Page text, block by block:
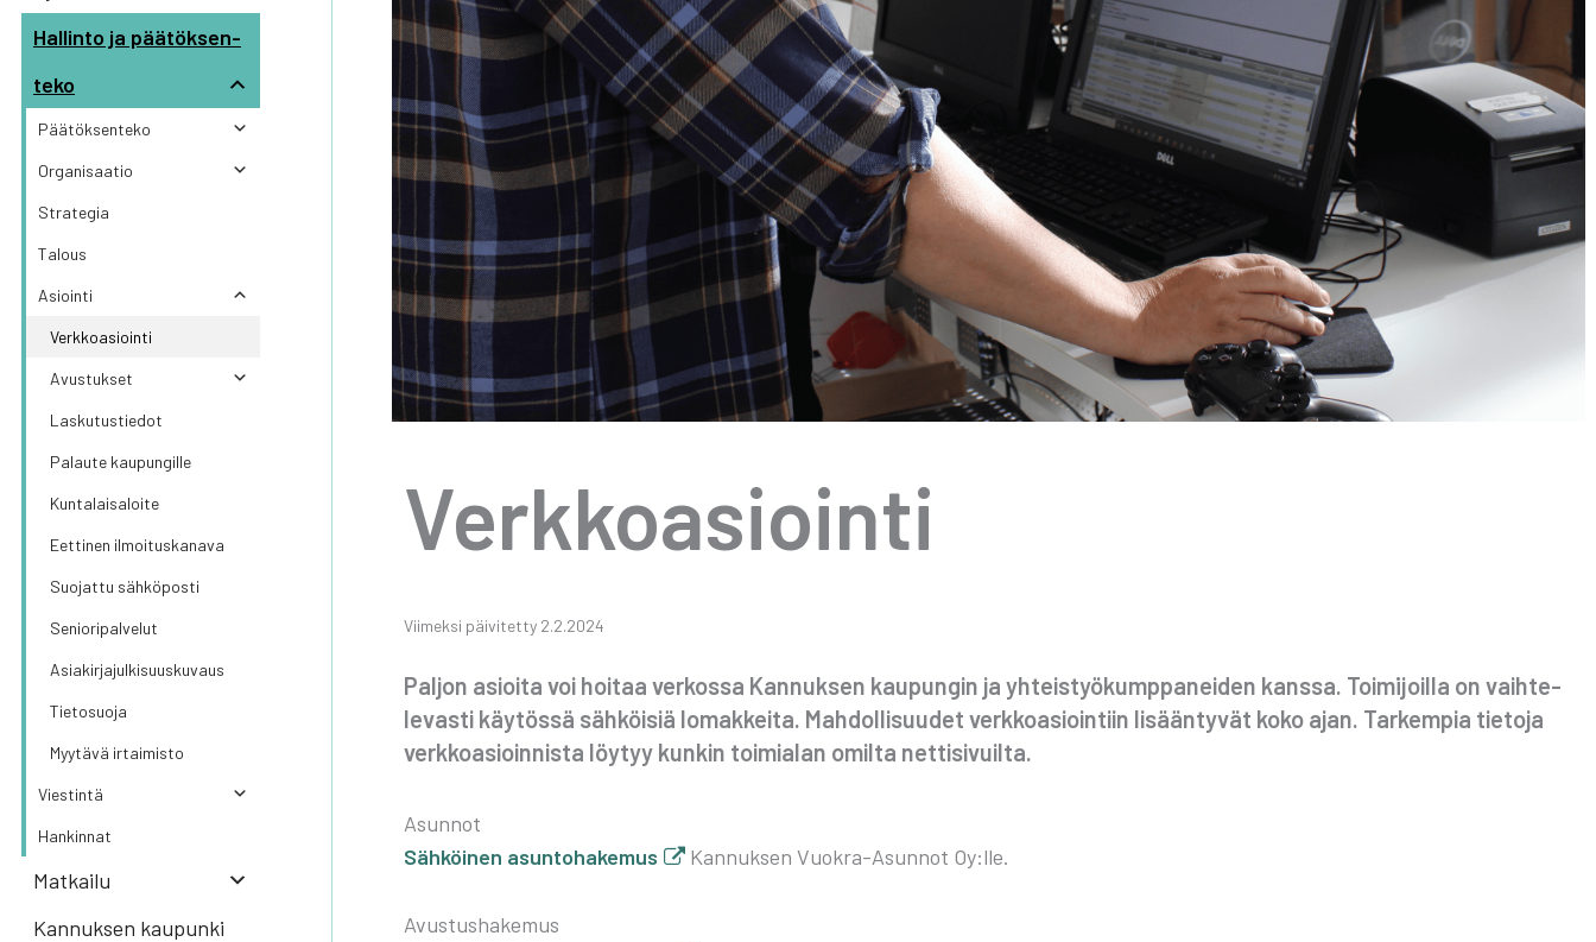
Hal­lin­to ja pää­tök­sen­
te­ko
Pää­tök­sen­te­ko
Orga­ni­saa­tio
Stra­te­gia
Talous
Asioin­ti
Verk­ko­asioin­ti
Avus­tuk­set
Las­ku­tus­tie­dot
Palau­te kau­pun­gil­le
Kun­ta­lais­aloi­te
Eet­ti­nen ilmoi­tus­ka­na­va
Suo­jat­tu säh­kö­pos­ti
Senio­ri­pal­ve­lut
Asia­kir­ja­jul­ki­suus­ku­vaus
Tie­to­suo­ja
Myy­tä­vä irtai­mis­to
Vies­tin­tä
Han­kin­nat
Mat­kai­lu
Kannuksen kaupunki
Verk­ko­asioin­ti
Vii­mek­si päi­vi­tet­ty 2.2.2024
Pal­jon asioi­ta voi hoi­taa ver­kos­sa Kan­nuk­sen kau­pun­gin ja yhteis­työ­kump­pa­nei­den kans­sa. Toi­mi­joil­la on vaih­te­
le­vas­ti käy­tös­sä säh­köi­siä lomak­kei­ta. Mah­dol­li­suu­det verk­ko­asioin­tiin lisään­ty­vät koko ajan. Tar­kem­pia tie­to­ja
verk­ko­asioin­nis­ta löy­tyy kun­kin toi­mia­lan omil­ta net­ti­si­vuil­ta.
Asun­not
Säh­köi­nen asun­to­ha­ke­mus
Kan­nuk­sen Vuo­kra-Asun­not Oy:lle.
Avus­tus­ha­ke­mus